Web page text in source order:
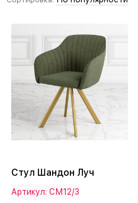
Стул Шандон Луч
Артикул: СМ12/3